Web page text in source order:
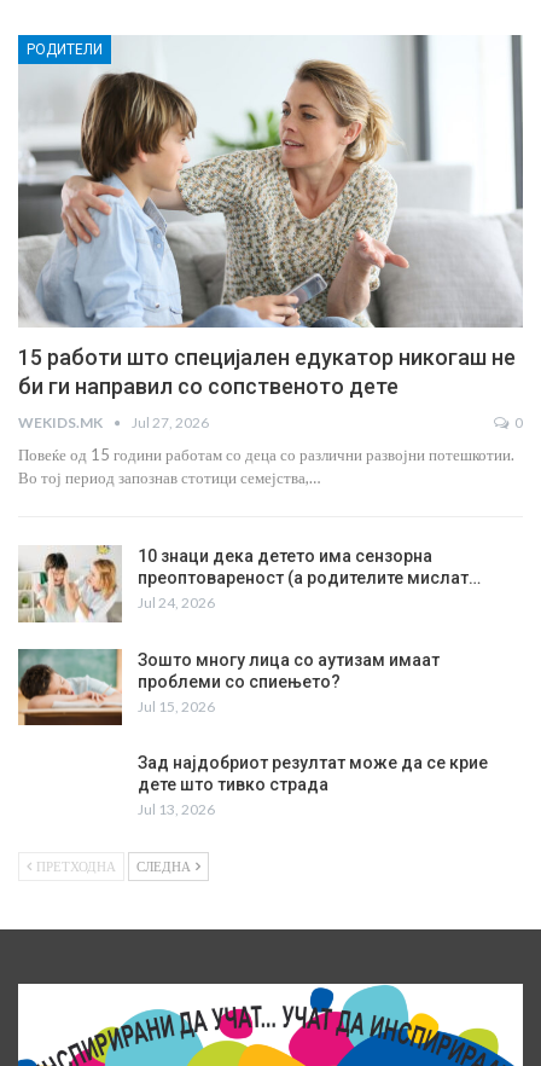
РОДИТЕЛИ
15 работи што специјален едукатор никогаш не
би ги направил со сопственото дете
WEKIDS.MK Jul 27, 2026 0
Повеќе од 15 години работам со деца со различни развојни потешкотии.
Во тој период запознав стотици семејства,…
10 знаци дека детето има сензорна
преоптовареност (а родителите мислат…
Jul 24, 2026
Зошто многу лица со аутизам имаат
проблеми со спиењето?
Jul 15, 2026
Зад најдобриот резултат може да се крие
дете што тивко страда
Jul 13, 2026
ПРЕТХОДНА СЛЕДНА